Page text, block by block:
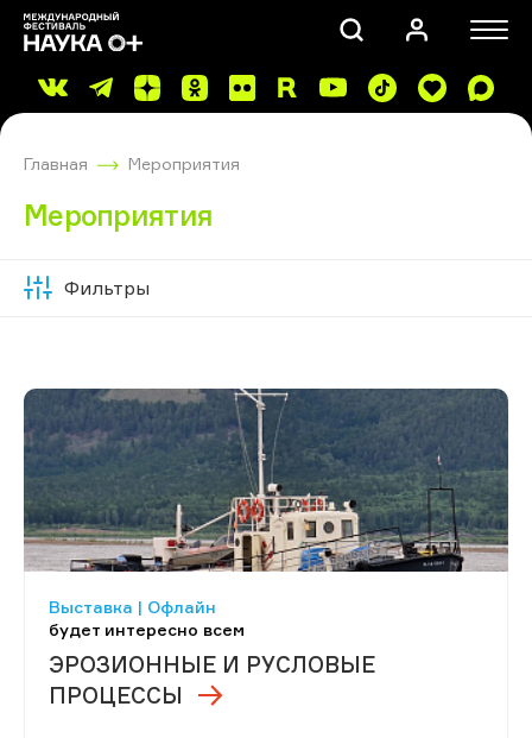
Главная Мероприятия
Мероприятия
Фильтры
Выставка | Офлайн
будет интересно всем
ЭРОЗИОННЫЕ И РУСЛОВЫЕ
ПРОЦЕССЫ